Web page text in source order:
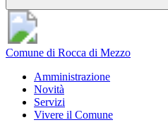
Comune di Rocca di Mezzo
Amministrazione
Novità
Servizi
Vivere il Comune